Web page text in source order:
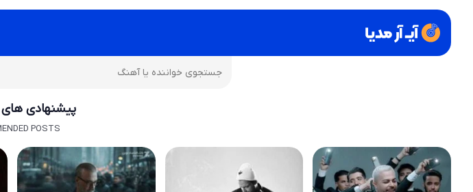
پیشنهادی های
POSTS